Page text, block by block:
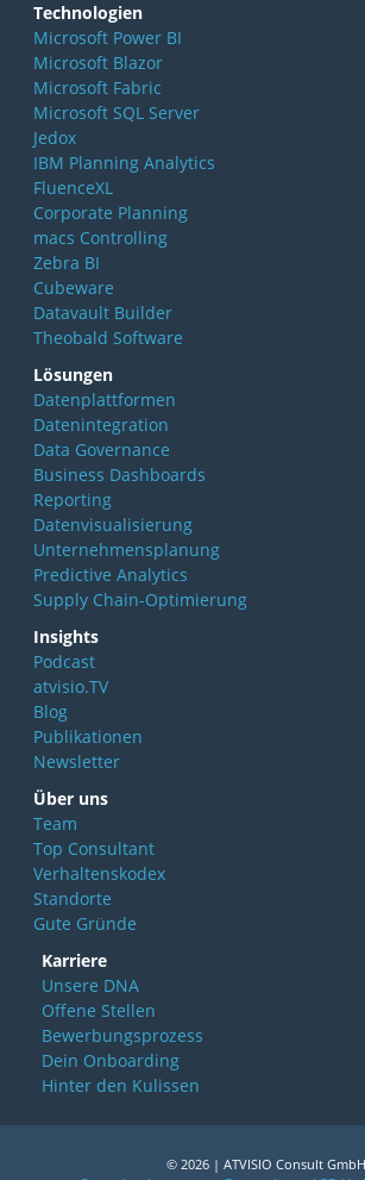
Technologien
Microsoft Power BI
Microsoft Blazor
Microsoft Fabric
Microsoft SQL Server
Jedox
IBM Planning Analytics
FluenceXL
Corporate Planning
macs Controlling
Zebra BI
Cubeware
Datavault Builder
Theobald Software
Lösungen
Datenplattformen
Datenintegration
Data Governance
Business Dashboards
Reporting
Datenvisualisierung
Unternehmensplanung
Predictive Analytics
Supply Chain-Optimierung
Insights
Podcast
atvisio.TV
Blog
Publikationen
Newsletter
Über uns
Team
Top Consultant
Verhaltenskodex
Standorte
Gute Gründe
Karriere
Unsere DNA
Offene Stellen
Bewerbungsprozess
Dein Onboarding
Hinter den Kulissen
© 2026 | ATVISIO Consult GmbH